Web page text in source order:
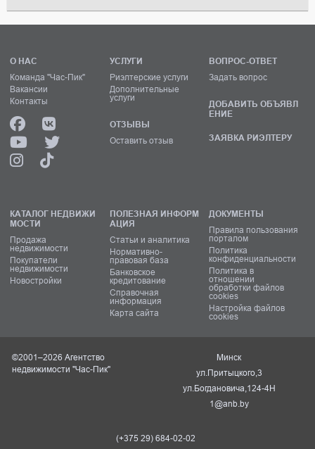
О НАС
Команда "Час-Пик"
Вакансии
Контакты
УСЛУГИ
Риэлтерские услуги
Дополнительные
услуги
ОТЗЫВЫ
Оставить отзыв
ВОПРОС-ОТВЕТ
Задать вопрос
ДОБАВИТЬ ОБЪЯВЛ
ЕНИЕ
ЗАЯВКА РИЭЛТЕРУ
КАТАЛОГ НЕДВИЖИ
МОСТИ
Продажа
недвижимости
Покупатели
недвижимости
Новостройки
ПОЛЕЗНАЯ ИНФОРМ
АЦИЯ
Статьи и аналитика
Нормативно-
правовая база
Банковское
кредитование
Справочная
информация
Карта сайта
ДОКУМЕНТЫ
Правила пользования
порталом
Политика
конфиденциальности
Политика в
отношении
обработки файлов
cookies
Настройка файлов
cookies
©2001–2026 Агентство
недвижимости "Час-Пик"
Минск
ул.Притыцкого,3
ул.Богдановича,124-4Н
1@anb.by
(+375 29) 684-02-02